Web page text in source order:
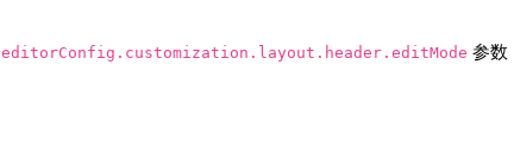
editorConfig.customization.layout.header.editMode 参数